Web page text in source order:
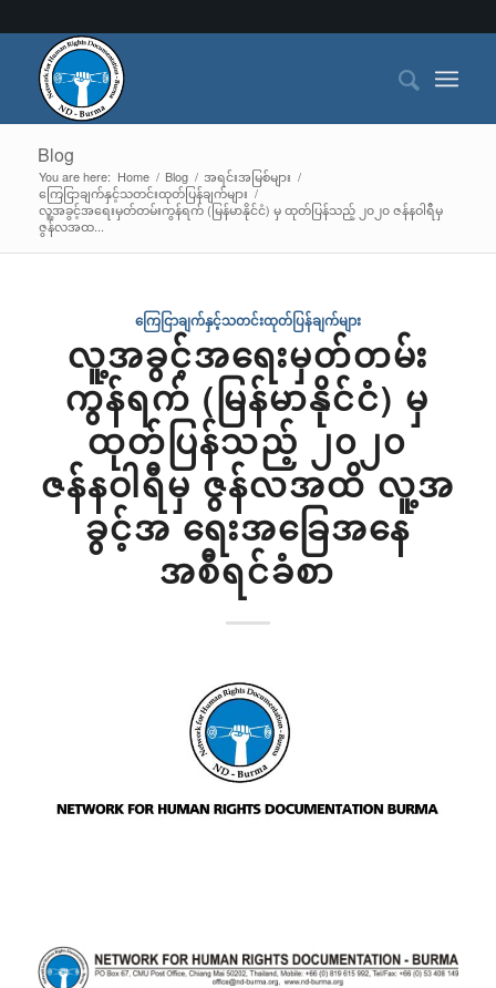
Blog
You are here: Home / Blog / အရင်းအမြစ်များ /
ကြေငြာချက်နှင့်သတင်းထုတ်ပြန်ချက်များ /
လူ့အခွင့်အရေးမှတ်တမ်းကွန်ရက် (မြန်မာနိုင်ငံ) မှ ထုတ်ပြန်သည့် ၂၀၂၀ ဇန်နဝါရီမှ
ဇွန်လအထ...
ကြေငြာချက်နှင့်သတင်းထုတ်ပြန်ချက်များ
လူ့အခွင့်အရေးမှတ်တမ်း
ကွန်ရက် (မြန်မာနိုင်ငံ) မှ
ထုတ်ပြန်သည့် ၂၀၂၀
ဇန်နဝါရီမှ ဇွန်လအထိ လူ့အ
ခွင့်အ ရေးအခြေအနေ
အစီရင်ခံစာ